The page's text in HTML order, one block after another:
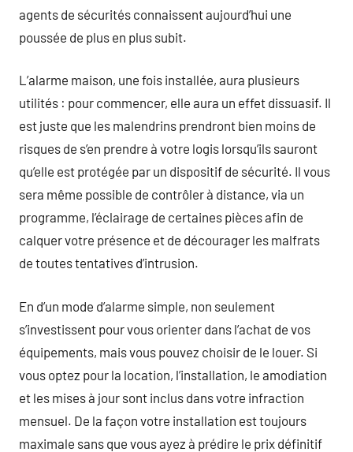
agents de sécurités connaissent aujourd’hui une
poussée de plus en plus subit.
L’alarme maison, une fois installée, aura plusieurs
utilités : pour commencer, elle aura un effet dissuasif. Il
est juste que les malendrins prendront bien moins de
risques de s’en prendre à votre logis lorsqu’ils sauront
qu’elle est protégée par un dispositif de sécurité. Il vous
sera même possible de contrôler à distance, via un
programme, l’éclairage de certaines pièces afin de
calquer votre présence et de décourager les malfrats
de toutes tentatives d’intrusion.
En d’un mode d’alarme simple, non seulement
s’investissent pour vous orienter dans l’achat de vos
équipements, mais vous pouvez choisir de le louer. Si
vous optez pour la location, l’installation, le amodiation
et les mises à jour sont inclus dans votre infraction
mensuel. De la façon votre installation est toujours
maximale sans que vous ayez à prédire le prix définitif